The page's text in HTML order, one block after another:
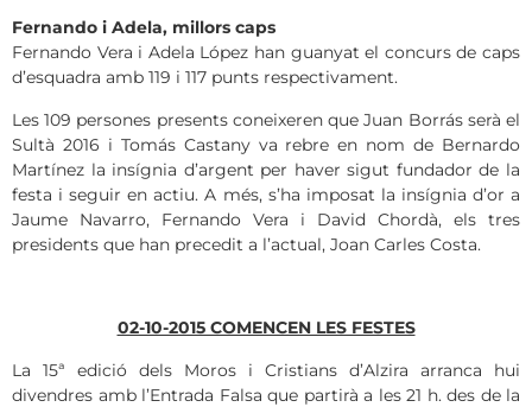
Fernando i Adela, millors caps
Fernando Vera i Adela López han guanyat el concurs de caps
d’esquadra amb 119 i 117 punts respectivament.
Les 109 persones presents coneixeren que Juan Borrás serà el
Sultà 2016 i Tomás Castany va rebre en nom de Bernardo
Martínez la insígnia d’argent per haver sigut fundador de la
festa i seguir en actiu. A més, s’ha imposat la insígnia d’or a
Jaume Navarro, Fernando Vera i David Chordà, els tres
presidents que han precedit a l’actual, Joan Carles Costa.
02-10-2015 COMENCEN LES FESTES
La 15ª edició dels Moros i Cristians d’Alzira arranca hui
divendres amb l’Entrada Falsa que partirà a les 21 h. des de la